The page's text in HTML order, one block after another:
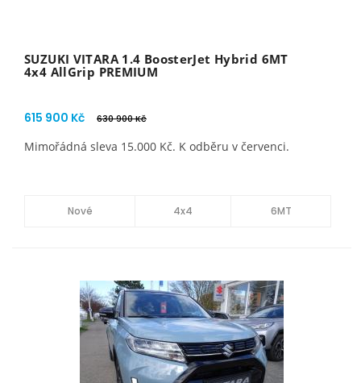
SUZUKI VITARA 1.4 BoosterJet Hybrid 6MT
4x4 AllGrip PREMIUM
615 900 Kč 630 900 Kč
Mimořádná sleva 15.000 Kč. K odběru v červenci.
Nové 4x4 6MT